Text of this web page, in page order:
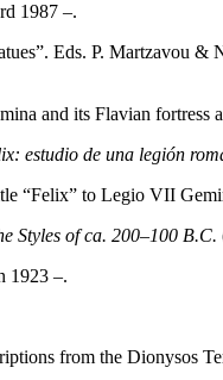
1987 –.
Eds. P. Martzavou &
and its Flavian fortress
estudio de una legión
“Felix” to Legio VII
Styles of ca. 200–100 B.C.
1923 –.
from the Dionysos